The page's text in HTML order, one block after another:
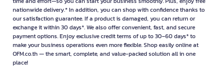
nationwide delivery.* In addition, you can shop with confidence thanks to
our satisfaction guarantee. If a product is damaged, you can return or
exchange it within 30 days*. We also offer convenient, fast, and secure
payment options. Enjoy exclusive credit terms of up to 30–60 days* to
make your business operations even more flexible. Shop easily online at
OFM.co.th — the smart, complete, and value-packed solution all in one
place!